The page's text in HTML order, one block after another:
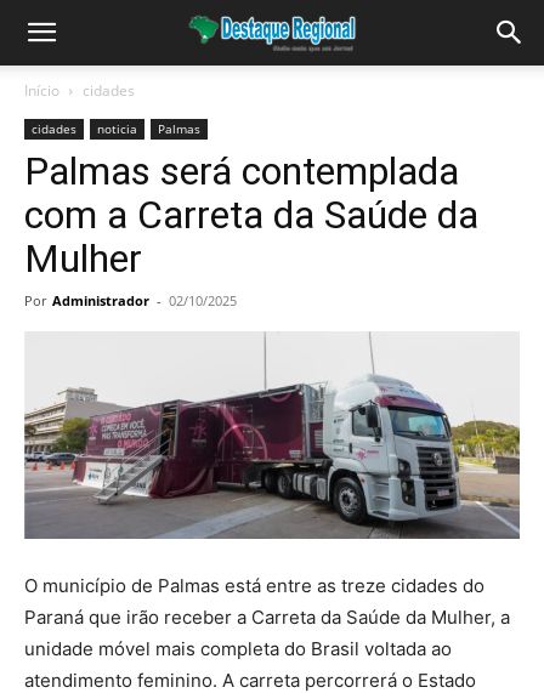
Início cidades
cidades noticia Palmas
Palmas será contemplada
com a Carreta da Saúde da
Mulher
Por Administrador - 02/10/2025
O município de Palmas está entre as treze cidades do
Paraná que irão receber a Carreta da Saúde da Mulher, a
unidade móvel mais completa do Brasil voltada ao
atendimento feminino. A carreta percorrerá o Estado